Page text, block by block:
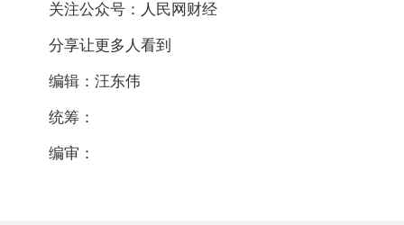
关注公众号：人民网财经
分享让更多人看到
编辑：汪东伟
统筹：
编审：